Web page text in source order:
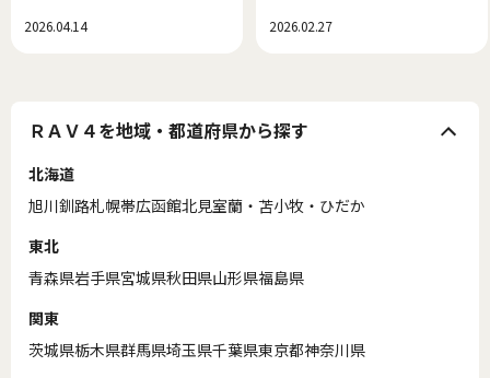
2026.04.14 2026.02.27
ＲＡＶ４を地域・都道府県から探す
北海道
旭川釧路札幌帯広函館北見室蘭・苫小牧・ひだか
東北
青森県岩手県宮城県秋田県山形県福島県
関東
茨城県栃木県群馬県埼玉県千葉県東京都神奈川県